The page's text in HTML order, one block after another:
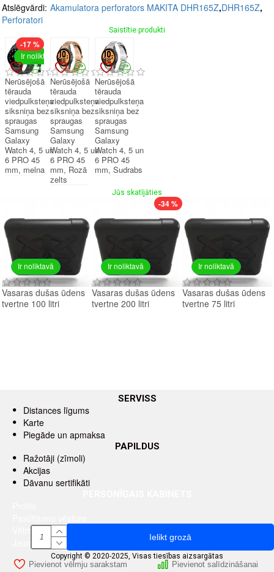
Ielikt grozā
Pievienot vēlmju sarakstam Pievienot salīdzināšanai
Atslēgvārdi: Akamulatora perforators MAKITA DHR165Z,DHR165Z,
Perforatori
Saistītie produkti
Ir noliktavā
-17 %
Nerūsējošā
tērauda
viedpulksteņa
siksniņa bez
spraugas
Samsung
Galaxy
Watch 4, 5 un
6 PRO 45
mm, melna
Nerūsējošā
tērauda
viedpulksteņa
siksniņa bez
spraugas
Samsung
Galaxy
Watch 4, 5 un
6 PRO 45
mm, Rozā
zelts
Nerūsējošā
tērauda
viedpulksteņa
siksniņa bez
spraugas
Samsung
Galaxy
Watch 4, 5 un
6 PRO 45
mm, Sudrabs
Jūs skatījāties
Ir noliktavā
Vasaras dušas ūdens
tvertne 100 litri
Ir noliktavā
-34 %
Vasaras dušas ūdens
tvertne 200 litri
Ir noliktavā
Vasaras dušas ūdens
tvertne 75 litri
SERVISS
Distances līgums
Karte
Piegāde un apmaksa
PAPILDUS
Ražotāji (zīmoli)
Akcijas
Dāvanu sertifikāti
Vēlmju saraksts
Jaunumu saņemšana pa e-pastu
Copyright © 2020-2025, Visas tiesības aizsargātas